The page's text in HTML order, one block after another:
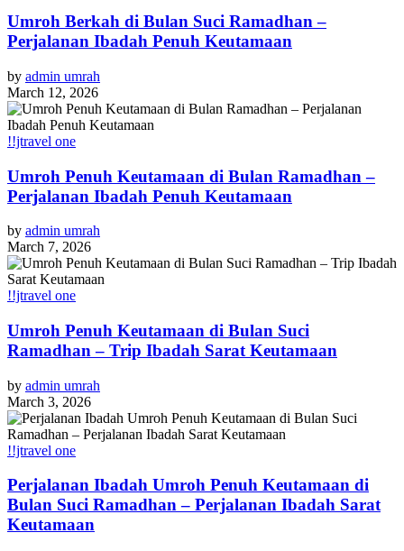
Umroh Berkah di Bulan Suci Ramadhan –
Perjalanan Ibadah Penuh Keutamaan
by admin umrah
March 12, 2026
!!jtravel one
Umroh Penuh Keutamaan di Bulan Ramadhan –
Perjalanan Ibadah Penuh Keutamaan
by admin umrah
March 7, 2026
!!jtravel one
Umroh Penuh Keutamaan di Bulan Suci
Ramadhan – Trip Ibadah Sarat Keutamaan
by admin umrah
March 3, 2026
!!jtravel one
Perjalanan Ibadah Umroh Penuh Keutamaan di
Bulan Suci Ramadhan – Perjalanan Ibadah Sarat
Keutamaan